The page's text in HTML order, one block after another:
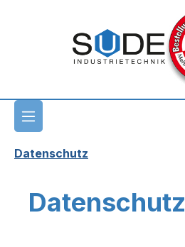
Datenschutz
Datenschutz